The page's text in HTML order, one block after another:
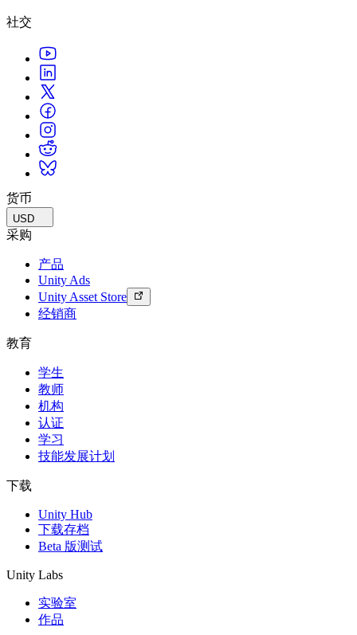
社交
货币
USD
采购
产品
Unity Ads
Unity Asset Store
经销商
教育
学生
教师
机构
认证
学习
技能发展计划
下载
Unity Hub
下载存档
Beta 版测试
Unity Labs
实验室
作品